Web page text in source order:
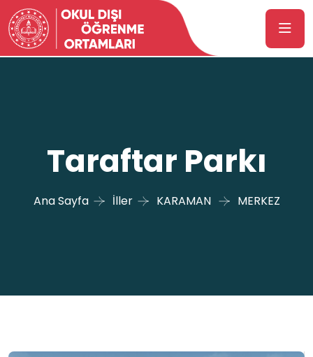
Taraftar Parkı
Ana Sayfa İller KARAMAN MERKEZ